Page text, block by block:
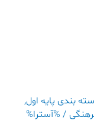
بندی پایه اول,
/ %آسترا%